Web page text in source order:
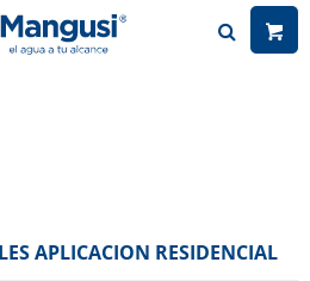
APLICACION RESIDENCIAL